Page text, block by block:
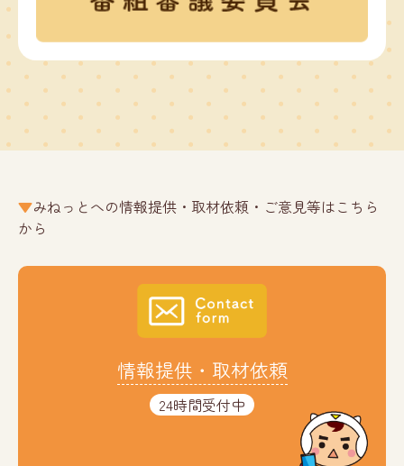
みねっとへの情報提供・取材依頼・ご意見等はこちら
から
情報提供・取材依頼
24時間受付中